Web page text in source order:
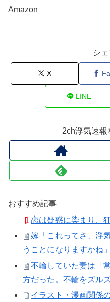
Amazon
シ
X
LINE
2ch浮気速報
おすすめ記事
恋は疑惑に染まり、
嫁「これってさ、浮
うことになりますかね」
不輪していた妻は「
方だった。不輪をズル
イラスト・漫画関係